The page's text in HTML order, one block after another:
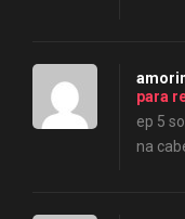
para
ep 5
na